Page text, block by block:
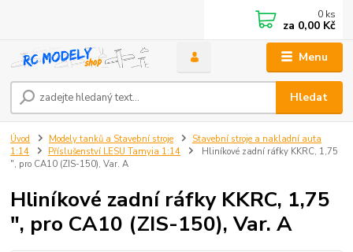
Menu
Hledat
0 ks
za 0,00 Kč
Úvod Modely tanků a Stavební stroje
Stavební stroje a nakladní auta
1:14
Příslušenství LESU Tamyia 1:14
Hliníkové zadní ráfky KKRC, 1,75
", pro CA10 (ZIS-150), Var. A
Hliníkové zadní ráfky KKRC, 1,75
", pro CA10 (ZIS-150), Var. A